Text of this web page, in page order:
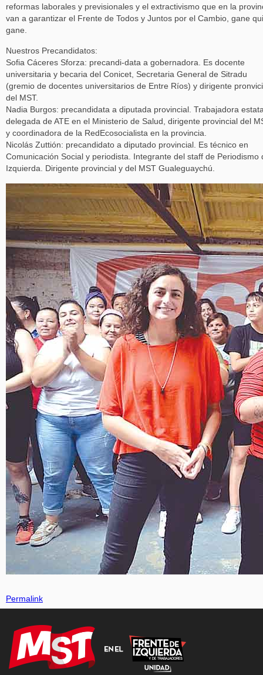
reformas laborales y previsionales y el extractivismo que en la
van a garantizar el Frente de Todos y Juntos por el Cambio, gane
gane.
Nuestros Precandidatos:
Sofia Cáceres Sforza: precandi-data a gobernadora. Es docente
universitaria y becaria del Conicet, Secretaria General de Sitradu
(gremio de docentes universitarios de Entre Ríos) y dirigente
del MST.
Nadia Burgos: precandidata a diputada provincial. Trabajadora
delegada de ATE en el Ministerio de Salud, dirigente provincial del
y coordinadora de la RedEcosocialista en la provincia.
Nicolás Zuttión: precandidato a diputado provincial. Es técnico en
Comunicación Social y periodista. Integrante del staff de Periodismo
Izquierda. Dirigente provincial y del MST Gualeguaychú.
Permalink